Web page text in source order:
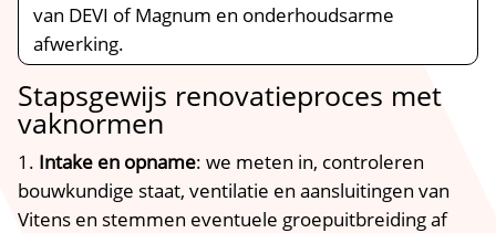
van DEVI of Magnum en onderhoudsarme
afwerking.​
Stapsgewijs renovatieproces met
vaknormen
Intake en opname: we meten in, controleren
bouwkundige staat, ventilatie en aansluitingen van
Vitens en stemmen eventuele groepuitbreiding af